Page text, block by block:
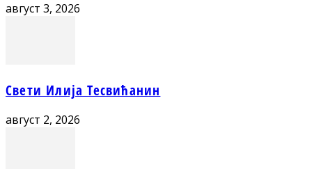
август 3, 2026
Свети Илија Тесвићанин
август 2, 2026